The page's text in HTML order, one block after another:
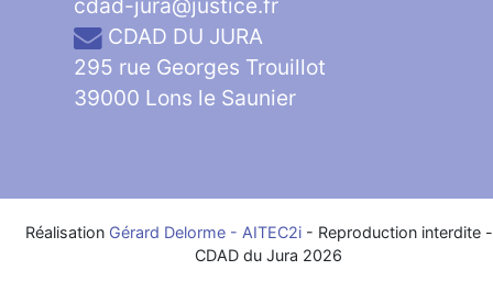
cdad-jura@justice.fr
CDAD DU JURA
295 rue Georges Trouillot
39000 Lons le Saunier
Réalisation Gérard Delorme - AITEC2i - Reproduction interdite
CDAD du Jura 2026